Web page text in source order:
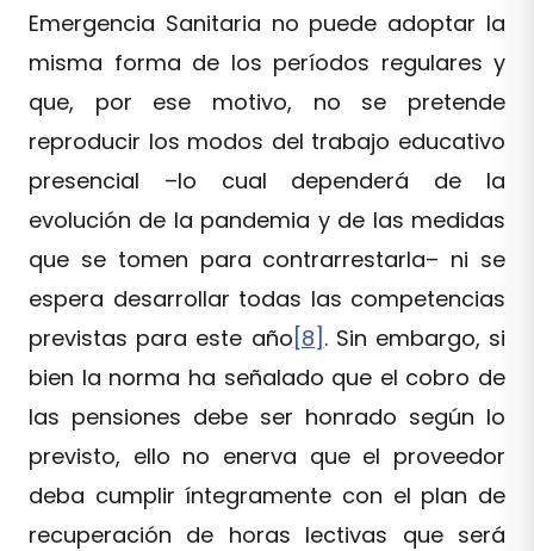
Emergencia Sanitaria no puede adoptar la
misma forma de los períodos regulares y
que, por ese motivo, no se pretende
reproducir los modos del trabajo educativo
presencial –lo cual dependerá de la
evolución de la pandemia y de las medidas
que se tomen para contrarrestarla– ni se
espera desarrollar todas las competencias
previstas para este año [8] . Sin embargo, si
bien la norma ha señalado que el cobro de
las pensiones debe ser honrado según lo
previsto, ello no enerva que el proveedor
deba cumplir íntegramente con el plan de
recuperación de horas lectivas que será